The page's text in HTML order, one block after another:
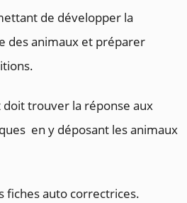
de développer la
des animaux et préparer
doit trouver la réponse aux
en y déposant les animaux
fiches auto correctrices.